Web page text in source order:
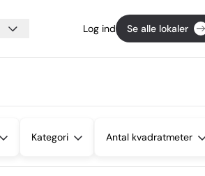
Log ind Se alle lokaler
Kategori Antal kvadratmeter